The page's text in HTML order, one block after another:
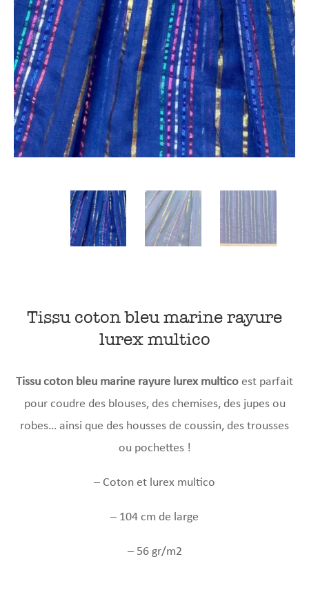
Tissu coton bleu marine rayure
lurex multico
Tissu coton bleu marine rayure lurex multico est parfait
pour coudre des blouses, des chemises, des jupes ou
robes… ainsi que des housses de coussin, des trousses
ou pochettes !
– Coton et lurex multico
– 104 cm de large
– 56 gr/m2